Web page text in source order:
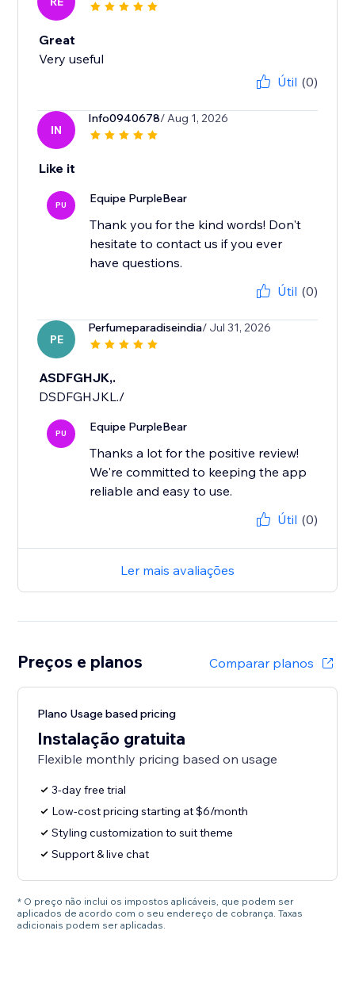
Great
Very useful
Útil (0)
IN
Info0940678/ Aug 1, 2026
Like it
PU Equipe PurpleBear
Thank you for the kind words! Don't
hesitate to contact us if you ever
have questions.
Útil (0)
PE
Perfumeparadiseindia/ Jul 31, 2026
ASDFGHJK,.
DSDFGHJKL./
PU Equipe PurpleBear
Thanks a lot for the positive review!
We're committed to keeping the app
reliable and easy to use.
Útil (0)
Ler mais avaliações
Preços e planos Comparar planos
Plano Usage based pricing
Instalação gratuita
Flexible monthly pricing based on usage
3-day free trial
Low-cost pricing starting at $6/month
Styling customization to suit theme
Support & live chat
* O preço não inclui os impostos aplicáveis, que podem ser
aplicados de acordo com o seu endereço de cobrança. Taxas
adicionais podem ser aplicadas.